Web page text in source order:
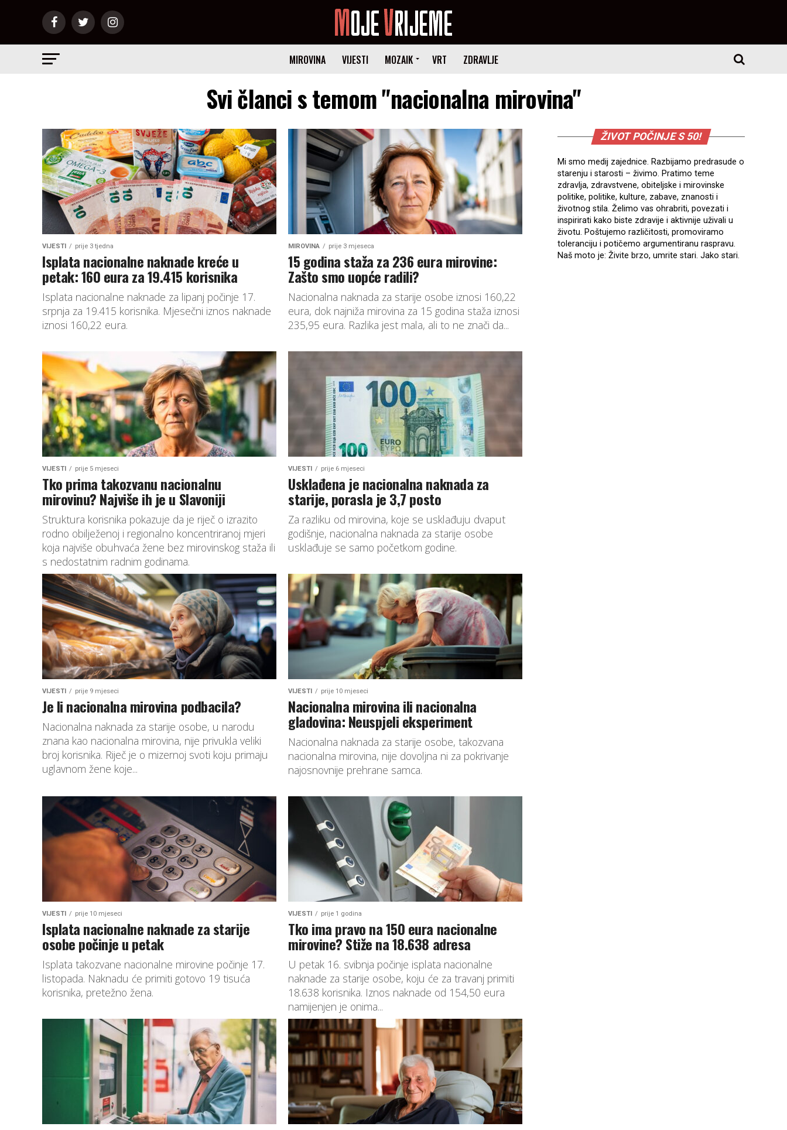
MIROVINA VIJESTI MOZAIK VRT ZDRAVLJE
Svi članci s temom "nacionalna mirovina"
VIJESTI prije 3 tjedna
Isplata nacionalne naknade kreće u
petak: 160 eura za 19.415 korisnika
Isplata nacionalne naknade za lipanj počinje 17.
srpnja za 19.415 korisnika. Mjesečni iznos naknade
iznosi 160,22 eura.
MIROVINA prije 3 mjeseca
15 godina staža za 236 eura mirovine:
Zašto smo uopće radili?
Nacionalna naknada za starije osobe iznosi 160,22
eura, dok najniža mirovina za 15 godina staža iznosi
235,95 eura. Razlika jest mala, ali to ne znači da...
VIJESTI prije 5 mjeseci
Tko prima takozvanu nacionalnu
mirovinu? Najviše ih je u Slavoniji
Struktura korisnika pokazuje da je riječ o izrazito
rodno obilježenoj i regionalno koncentriranoj mjeri
koja najviše obuhvaća žene bez mirovinskog staža ili
s nedostatnim radnim godinama.
VIJESTI prije 6 mjeseci
Usklađena je nacionalna naknada za
starije, porasla je 3,7 posto
Za razliku od mirovina, koje se usklađuju dvaput
godišnje, nacionalna naknada za starije osobe
usklađuje se samo početkom godine.
VIJESTI prije 9 mjeseci
Je li nacionalna mirovina podbacila?
Nacionalna naknada za starije osobe, u narodu
znana kao nacionalna mirovina, nije privukla veliki
broj korisnika. Riječ je o mizernoj svoti koju primaju
uglavnom žene koje...
VIJESTI prije 10 mjeseci
Nacionalna mirovina ili nacionalna
gladovina: Neuspjeli eksperiment
Nacionalna naknada za starije osobe, takozvana
nacionalna mirovina, nije dovoljna ni za pokrivanje
najosnovnije prehrane samca.
VIJESTI prije 10 mjeseci
Isplata nacionalne naknade za starije
osobe počinje u petak
Isplata takozvane nacionalne mirovine počinje 17.
listopada. Naknadu će primiti gotovo 19 tisuća
korisnika, pretežno žena.
VIJESTI prije 1 godina
Tko ima pravo na 150 eura nacionalne
mirovine? Stiže na 18.638 adresa
U petak 16. svibnja počinje isplata nacionalne
naknade za starije osobe, koju će za travanj primiti
18.638 korisnika. Iznos naknade od 154,50 eura
namijenjen je onima...
ŽIVOT POČINJE S 50!
Mi smo medij zajednice. Razbijamo predrasude o
starenju i starosti – živimo. Pratimo teme
zdravlja, zdravstvene, obiteljske i mirovinske
politike, politike, kulture, zabave, znanosti i
životnog stila. Želimo vas ohrabriti, povezati i
inspirirati kako biste zdravije i aktivnije uživali u
životu. Poštujemo različitosti, promoviramo
toleranciju i potičemo argumentiranu raspravu.
Naš moto je: Živite brzo, umrite stari. Jako stari.